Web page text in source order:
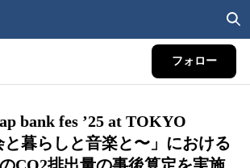
フォロー
bank fes ’25 at TOKYO
暮らしと音楽と〜」における